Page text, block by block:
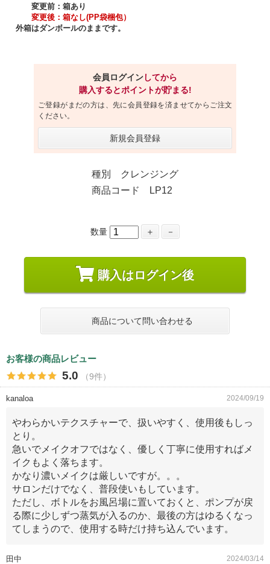
変更前：箱あり
変更後：箱なし(PP袋梱包）
外箱はダンボールのままです。
会員ログインしてから
購入するとポイントが貯まる!
ご登録がまだの方は、先に会員登録を済ませてからご注文
ください。
新規会員登録
種別 クレンジング
商品コード LP12
数量 ＋ －
購入はログイン後
商品について問い合わせる
お客様の商品レビュー
5.0 （9件）
kanaloa 2024/09/19
やわらかいテクスチャーで、扱いやすく、使用後もしっ
とり。
急いでメイクオフではなく、優しく丁寧に使用すればメ
イクもよく落ちます。
かなり濃いメイクは厳しいですが。。。
サロンだけでなく、普段使いもしています。
ただし、ボトルをお風呂場に置いておくと、ポンプが戻
る際に少しずつ蒸気が入るのか、最後の方はゆるくなっ
てしまうので、使用する時だけ持ち込んでいます。
田中 2024/03/14